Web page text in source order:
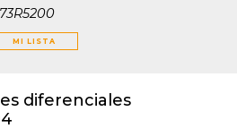
MI LISTA
diferenciales